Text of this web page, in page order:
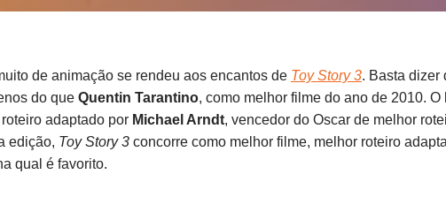
de animação se rendeu aos encantos de Toy Story 3. Basta dizer
do que Quentin Tarantino, como melhor filme do ano de 2010.
adaptado por Michael Arndt, vencedor do Oscar de melhor
edição, Toy Story 3 concorre como melhor filme, melhor roteiro
qual é favorito.